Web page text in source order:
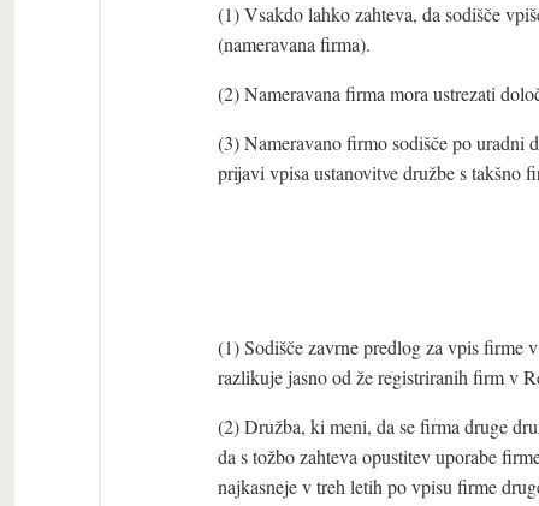
(1) Vsakdo lahko zahteva, da sodišče
(nameravana firma).
(2) Nameravana firma mora ustrezati
(3) Nameravano firmo sodišče po uradni
prijavi vpisa ustanovitve družbe s takšno
(1) Sodišče zavrne predlog za vpis firme
razlikuje jasno od že registriranih firm v
(2) Družba, ki meni, da se firma druge
da s tožbo zahteva opustitev uporabe
najkasneje v treh letih po vpisu firme